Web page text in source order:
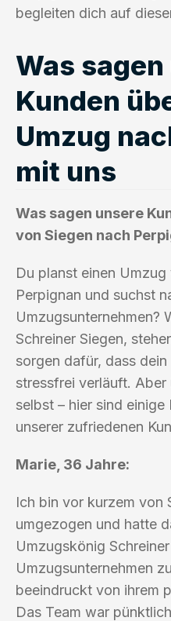
begleiten dich auf
Was
Kunden
Umzug
mit uns
Was sagen unsere
von Siegen nach
Du planst einen
Perpignan und suchst
Umzugsunternehmen?
Schreiner Siegen,
sorgen dafür, dass
stressfrei verläuft.
selbst – hier sind
unserer zufriedenen
Marie, 36 Jahre:
Ich bin vor kurzem von
umgezogen und hatte
Umzugskönig
Umzugsunternehmen
beeindruckt von ihrem
Das Team war